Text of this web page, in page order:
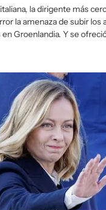
la dirigente más
la amenaza de subir los
Groenlandia. Y se